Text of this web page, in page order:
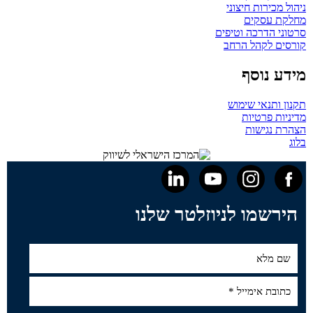
ניהול מכירות חיצוני
מחלקת עסקים
סרטוני הדרכה וטיפים
קורסים לקהל הרחב
מידע נוסף
תקנון ותנאי שימוש
מדיניות פרטיות
הצהרת נגישות
בלוג
הירשמו לניוזלטר שלנו